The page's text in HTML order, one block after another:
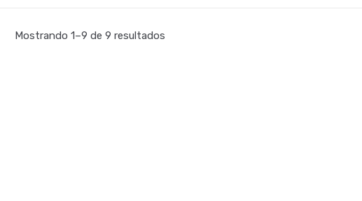
Mostrando 1–9 de 9 resultados